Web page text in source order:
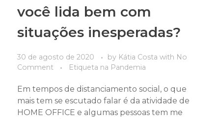
você lida bem com
situações inesperadas?
30 de agosto de 2020 by Kátia Costa with No
Comment
Etiqueta na Pandemia
Em tempos de distanciamento social, o que
mais tem se escutado falar é da atividade de
HOME OFFICE e algumas pessoas tem me